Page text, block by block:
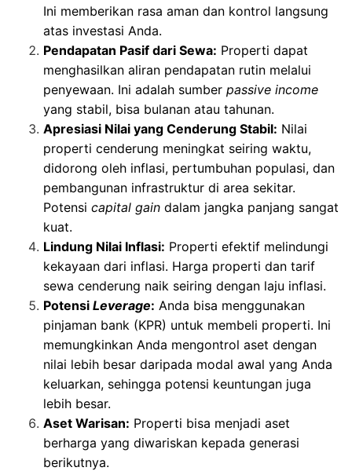
Ini memberikan rasa aman dan kontrol langsung
atas investasi Anda.
Pendapatan Pasif dari Sewa: Properti dapat
menghasilkan aliran pendapatan rutin melalui
penyewaan. Ini adalah sumber passive income
yang stabil, bisa bulanan atau tahunan.
Apresiasi Nilai yang Cenderung Stabil: Nilai
properti cenderung meningkat seiring waktu,
didorong oleh inflasi, pertumbuhan populasi, dan
pembangunan infrastruktur di area sekitar.
Potensi capital gain dalam jangka panjang sangat
kuat.
Lindung Nilai Inflasi: Properti efektif melindungi
kekayaan dari inflasi. Harga properti dan tarif
sewa cenderung naik seiring dengan laju inflasi.
Potensi Leverage: Anda bisa menggunakan
pinjaman bank (KPR) untuk membeli properti. Ini
memungkinkan Anda mengontrol aset dengan
nilai lebih besar daripada modal awal yang Anda
keluarkan, sehingga potensi keuntungan juga
lebih besar.
Aset Warisan: Properti bisa menjadi aset
berharga yang diwariskan kepada generasi
berikutnya.